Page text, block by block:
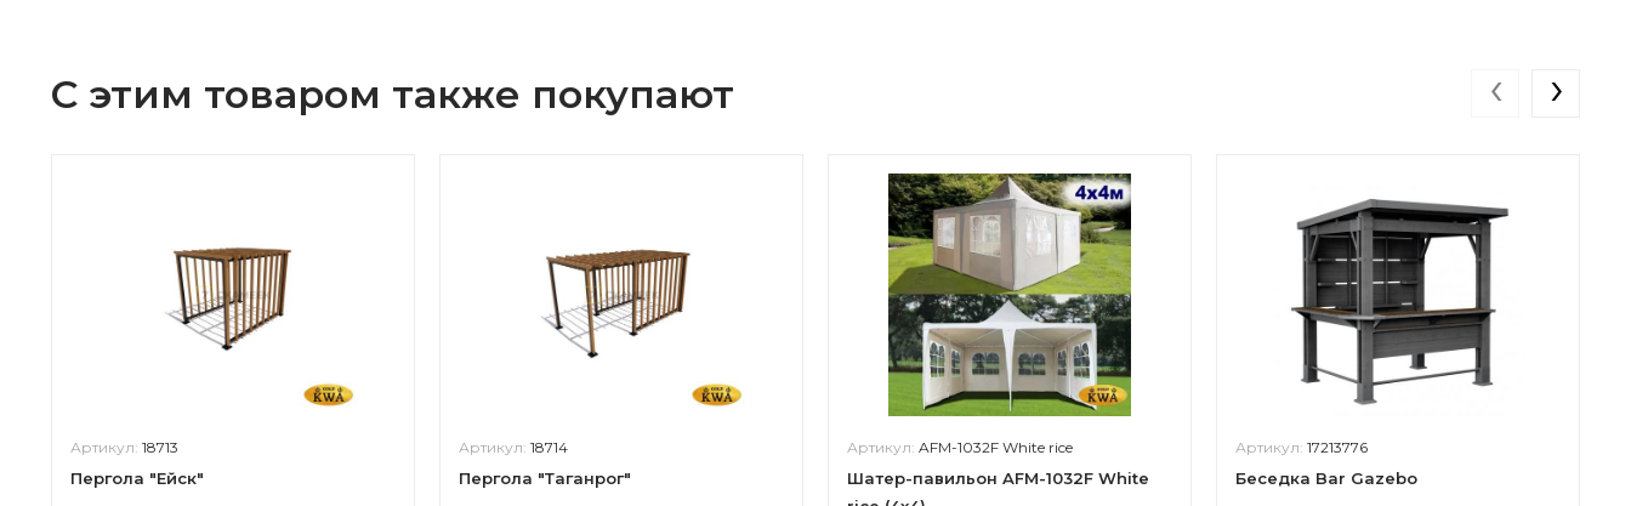
С этим товаром также покупают
Артикул: 18713
Пергола "Ейск"
Артикул: 18714
Пергола "Таганрог"
Артикул: AFM-1032F White rice
Шатер-павильон AFM-1032F White
Артикул: 17213776
Беседка Bar Gazebo
‹ ›